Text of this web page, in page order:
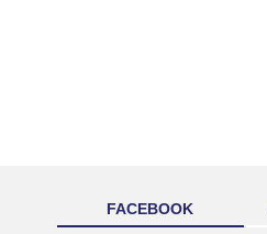
FACEBOOK